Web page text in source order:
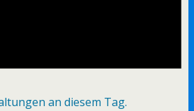
an diesem Tag.